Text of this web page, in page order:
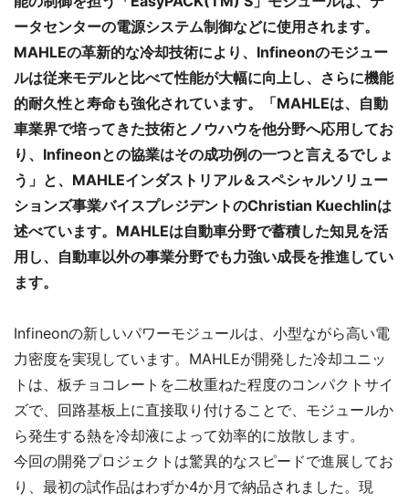
ータセンターの電源システム制御などに使用されます。
MAHLEの革新的な冷却技術により、Infineonのモジュー
ルは従来モデルと比べて性能が大幅に向上し、さらに機能
的耐久性と寿命も強化されています。「MAHLEは、自動
車業界で培ってきた技術とノウハウを他分野へ応用してお
り、Infineonとの協業はその成功例の一つと言えるでしょ
う」と、MAHLEインダストリアル＆スペシャルソリュー
ションズ事業バイスプレジデントのChristian Kuechlinは
述べています。MAHLEは自動車分野で蓄積した知見を活
用し、自動車以外の事業分野でも力強い成長を推進してい
ます。
Infineonの新しいパワーモジュールは、小型ながら高い電
力密度を実現しています。MAHLEが開発した冷却ユニッ
トは、板チョコレートを二枚重ねた程度のコンパクトサイ
ズで、回路基板上に直接取り付けることで、モジュールか
ら発生する熱を冷却液によって効率的に放散します。
今回の開発プロジェクトは驚異的なスピードで進展してお
り、最初の試作品はわずか4か月で納品されました。現